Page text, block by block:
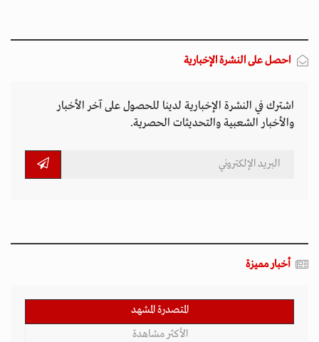
احصل على النشرة الإخبارية
اشترك في النشرة الإخبارية لدينا للحصول على آخر الأخبار
والأخبار الشعبية والتحديثات الحصرية.
أخبار مميزة
المتصدرة المشهد
الأكثر مشاهدة